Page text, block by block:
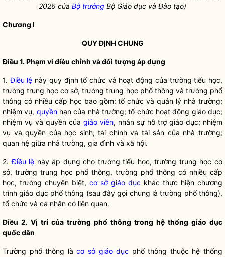
2026 của Bộ trưởng Bộ Giáo dục và Đào tạo)
Chương I
QUY ĐỊNH CHUNG
Điều 1. Phạm vi điều chỉnh và đối tượng áp dụng
1.Điều lệ này quy định tổ chức và hoạt động của trường tiểu học,
trường trung học cơ sở, trường trung học phổ thông và trường phổ
thông có nhiều cấp học bao gồm: tổ chức và quản lý nhà trường;
nhiệm vụ, quyềnhạn của nhà trường; tổ chức hoạt động giáo dục;
nhiệm vụ và quyền của giáo viên, nhân sự hỗ trợ giáo dục; nhiệm
vụ vàquyền của học sinh; tài chính và tài sản của nhà trường;
quan hệ giữa nhà trường, gia đình và xã hội.
2.Điều lệ nàyáp dụng cho trường tiểu học, trường trung học cơ
sở, trường trung học phổ thông, trường phổ thông có nhiều cấp
học, trường chuyên biệt, cơ sở giáo dục khác thực hiện chương
trình giáo dục phổ thông (sau đây gọi chung là trường phổ thông),
tổ chức và cá nhân có liên quan.
Điều 2. Vị trí của trường phổ thông trong hệ thống giáo dục
quốc dân
Trường phổ thông làcơ sở giáo dục phổ thông thuộc hệ thống